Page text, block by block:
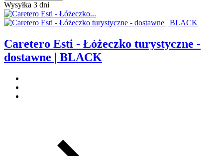
Wysyłka 3 dni
Caretero Esti - Łóżeczko turystyczne -
dostawne | BLACK